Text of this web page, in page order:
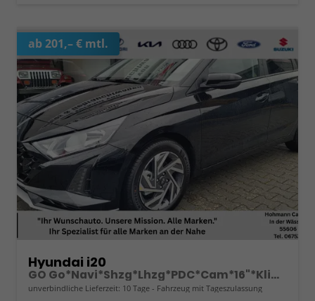
ab 201,– € mtl.
Hyundai i20
GO Go*Navi*Shzg*Lhzg*PDC*Cam*16"*Klima*VCockpit
unverbindliche Lieferzeit: 10 Tage Fahrzeug mit Tageszulassung